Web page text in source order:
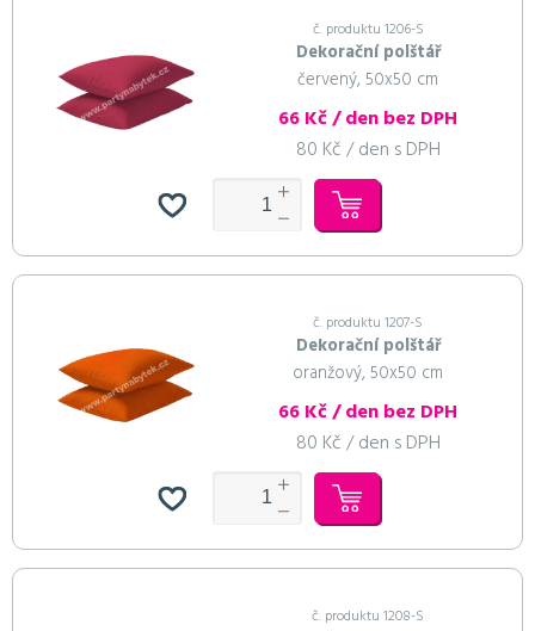
č. produktu 1206-S
Dekorační polštář
červený, 50x50 cm
66 Kč / den bez DPH
80 Kč / den s DPH
č. produktu 1207-S
Dekorační polštář
oranžový, 50x50 cm
66 Kč / den bez DPH
80 Kč / den s DPH
č. produktu 1208-S